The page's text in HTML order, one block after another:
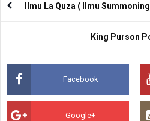
Ilmu La Quza ( Ilmu
King Purson
Facebook
Google+